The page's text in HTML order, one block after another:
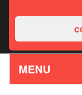
MENU